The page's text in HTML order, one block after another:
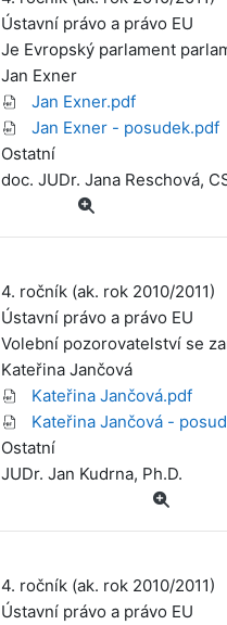
Ústavní právo a právo EU
Je Evropský parlament
Jan Exner
Jan Exner.pdf
Jan Exner - posudek.pdf
Ostatní
doc. JUDr. Jana Reschová,
4. ročník (ak. rok 2010/2011)
Ústavní právo a právo EU
Volební pozorovatelství se
Kateřina Jančová
Kateřina Jančová.pdf
Kateřina Jančová -
Ostatní
JUDr. Jan Kudrna, Ph.D.
4. ročník (ak. rok 2010/2011)
Ústavní právo a právo EU